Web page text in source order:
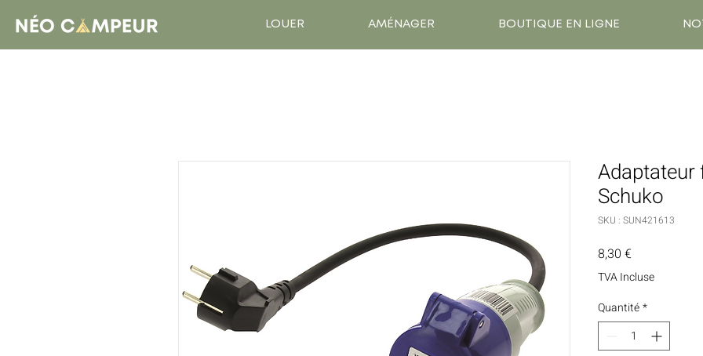
LOUER AMÉNAGER BOUTIQUE EN LIGNE
Schuko
SKU : SUN421613
8,30 €
TVA Incluse
Quantité*